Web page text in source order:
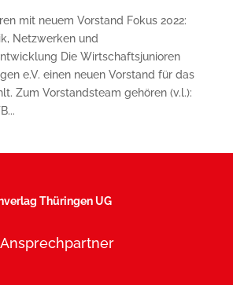
mit neuem Vorstand Fokus 2022:
Netzwerken und
Die Wirtschaftsjunioren
e.V. einen neuen Vorstand für das
Zum Vorstandsteam gehören (v.l.):
Thüringen UG